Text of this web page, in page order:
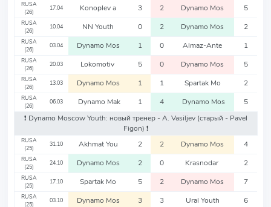
RUSA
(26)
17.04 Konoplev a 3 2 Dynamo Mos 5
RUSA
(26)
10.04 NN Youth 0 2 Dynamo Mos 2
RUSA
(26)
03.04 Dynamo Mos 1 0 Almaz-Ante 1
RUSA
(26)
20.03 Lokomotiv 5 0 Dynamo Mos 5
RUSA
(26)
13.03 Dynamo Mos 1 1 Spartak Mo 2
RUSA
(26)
06.03 Dynamo Mak 1 4 Dynamo Mos
5
❗️ Dynamo Moscow Youth: новый тренер - A. Vasiljev (старый - Pavel
Figon) ❗️
RUSA
(25)
31.10 Akhmat You 2 2 Dynamo Mos 4
RUSA
(25)
24.10 Dynamo Mos 2 0 Krasnodar 2
RUSA
(25)
17.10 Spartak Mo 5 2 Dynamo Mos 7
RUSA
(25)
03.10 Dynamo Mos 3 3 Ural Youth 6